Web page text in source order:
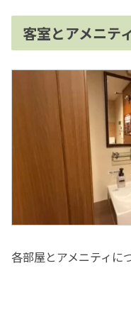
客室とアメニティ
各部屋とアメニティに